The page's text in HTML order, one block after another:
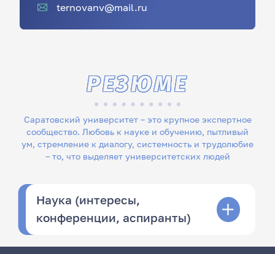
ternovanv@mail.ru
Саратовский университет – это крупное экспертное
сообщество. Любовь к науке и обучению, пытливый
ум, стремление к диалогу, системность и трудолюбие
– то, что выделяет университетских людей
РЕЗЮМЕ
Наука (интересы,
конференции, аспиранты)